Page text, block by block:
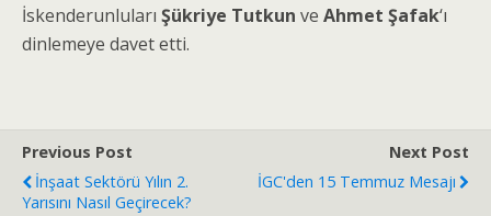
İskenderunluları Şükriye Tutkun ve Ahmet Şafak‘ı
dinlemeye davet etti.
Previous Post
İnşaat Sektörü Yılın 2.
Yarısını Nasıl Geçirecek?
Next Post
İGC'den 15 Temmuz Mesajı